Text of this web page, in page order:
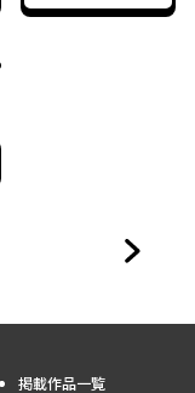
掲載作品一覧